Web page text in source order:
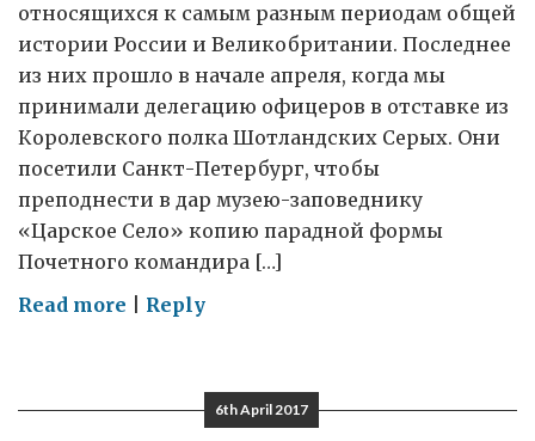
относящихся к самым разным периодам общей
истории России и Великобритании. Последнее
из них прошло в начале апреля, когда мы
принимали делегацию офицеров в отставке из
Королевского полка Шотландских Серых. Они
посетили Санкт-Петербург, чтобы
преподнести в дар музею-заповеднику
«Царское Село» копию парадной формы
Почетного командира […]
Read more on
Шотландских
Гвардейских
Reply
6th April 2017